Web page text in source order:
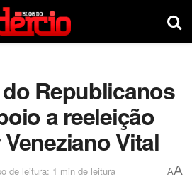
Republicanos
a reeleição
Vital
de leitura: 1 min de leitura AA